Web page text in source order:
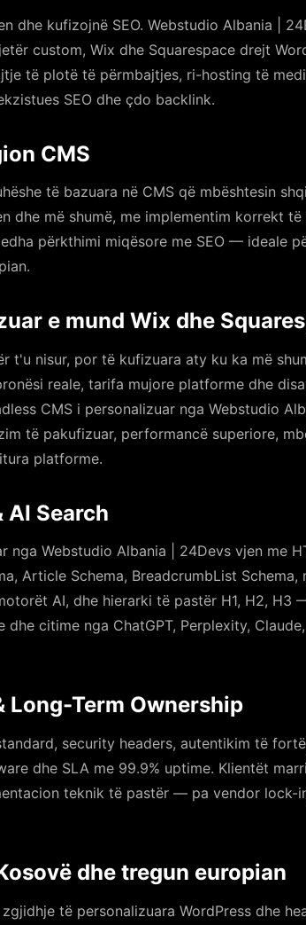
dhe kufizojnë SEO. Webstudio Albania |
custom, Wix dhe Squarespace drejt
të plotë të përmbajtjes, ri-hosting të
SEO dhe çdo backlink.
CMS
të bazuara në CMS që mbështesin
dhe më shumë, me implementim korrekt
përkthimi miqësore me SEO — ideale
e mund Wix dhe
t'u nisur, por të kufizuara aty ku ka më
reale, tarifa mujore platforme dhe
CMS i personalizuar nga Webstudio
të pakufizuar, performancë superiore,
platforme.
AI Search
nga Webstudio Albania | 24Devs vjen me
Article Schema, BreadcrumbList
AI, dhe hierarki të pastër H1, H2, H3
citime nga ChatGPT, Perplexity,
Long-Term Ownership
security headers, autentikim të
dhe SLA me 99.9% uptime. Klientët
teknik të pastër — pa vendor lock-
dhe tregun europian
të personalizuara WordPress dhe